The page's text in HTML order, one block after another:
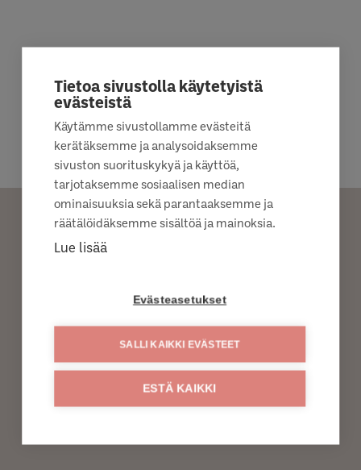
TOIVO TUOTETTA LÄHIMPÄÄN K-KAUPPAAN
Tietoa sivustolla käytetyistä
evästeistä
Käytämme sivustollamme evästeitä
kerätäksemme ja analysoidaksemme
sivuston suorituskykyä ja käyttöä,
tarjotaksemme sosiaalisen median
ominaisuuksia sekä parantaaksemme ja
räätälöidäksemme sisältöä ja mainoksia.
Lue lisää
Evästeasetukset
SALLI KAIKKI EVÄSTEET
ESTÄ KAIKKI